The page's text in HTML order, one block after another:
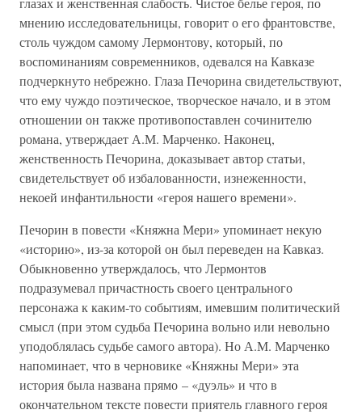
мнению исследовательницы, говорит о его франтовстве,
столь чуждом самому Лермонтову, который, по
воспоминаниям современников, одевался на Кавказе
подчеркнуто небрежно. Глаза Печорина свидетельствуют,
что ему чуждо поэтическое, творческое начало, и в этом
отношении он также противопоставлен сочинителю
романа, утверждает А.М. Марченко. Наконец,
женственность Печорина, доказывает автор статьи,
свидетельствует об избалованности, изнеженности,
некоей инфантильности «героя нашего времени».
Печорин в повести «Княжна Мери» упоминает некую
«историю», из-за которой он был переведен на Кавказ.
Обыкновенно утверждалось, что Лермонтов
подразумевал причастность своего центрального
персонажа к каким-то событиям, имевшим политический
смысл (при этом судьба Печорина вольно или невольно
уподоблялась судьбе самого автора). Но А.М. Марченко
напоминает, что в черновике «Княжны Мери» эта
история была названа прямо – «дуэль» и что в
окончательном тексте повести приятель главного героя